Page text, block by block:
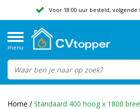
Voor 18:00 uur besteld, volgende
Beoordeeld met een
menu
Home / Standaard 400 hoog x 1800